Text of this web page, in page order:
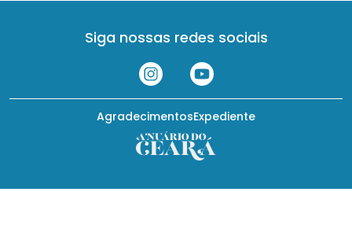
Siga nossas redes sociais
Expediente
Agradecimentos